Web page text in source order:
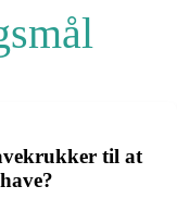
til at